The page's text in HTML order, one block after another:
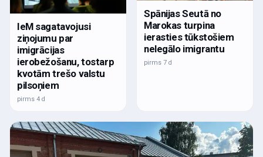
IeM sagatavojusi
ziņojumu par
imigrācijas
ierobežošanu, tostarp
kvotām trešo valstu
pilsoņiem
pirms 4 d
Spānijas Seutā no
Marokas turpina
ierasties tūkstošiem
nelegālo imigrantu
pirms 7 d